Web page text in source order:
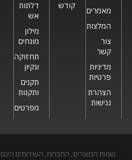
מאמרים
המלצות
צור
קשר
מדיניות
פרטיות
הצהרת
נגישות
קודש
דלתות
אש
מילון
מונחים
תחזוקה
ונקיון
תקנים
ותקנות
מפרטים
שמות המוצרים, החברות, השירותים